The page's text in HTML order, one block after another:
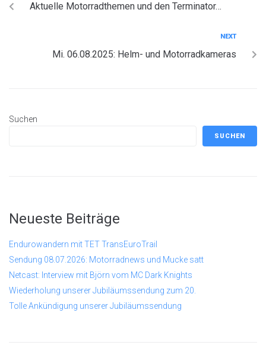
Aktuelle Motorradthemen und den Terminator…
NEXT
Mi. 06.08.2025: Helm- und Motorradkameras
Suchen
SUCHEN
Neueste Beiträge
Endurowandern mit TET TransEuroTrail
Sendung 08.07.2026: Motorradnews und Mucke satt
Netcast: Interview mit Björn vom MC Dark Knights
Wiederholung unserer Jubiläumssendung zum 20.
Tolle Ankündigung unserer Jubiläumssendung